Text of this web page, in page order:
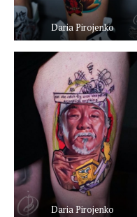
Daria Pirojenko
Daria Pirojenko